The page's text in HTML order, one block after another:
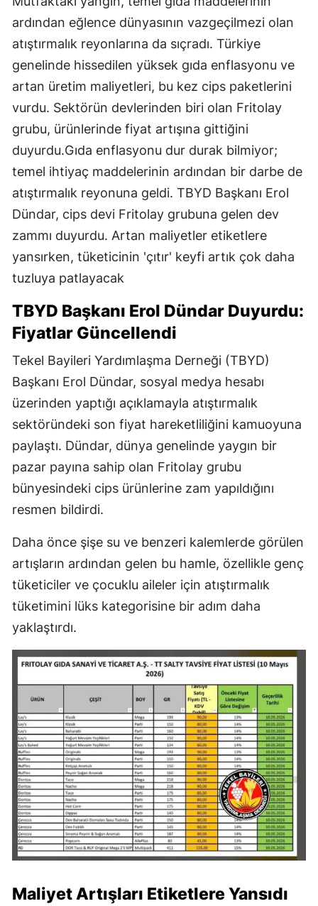
ardından eğlence dünyasının vazgeçilmezi olan
atıştırmalık reyonlarına da sıçradı. Türkiye
genelinde hissedilen yüksek gıda enflasyonu ve
artan üretim maliyetleri, bu kez cips paketlerini
vurdu. Sektörün devlerinden biri olan Fritolay
grubu, ürünlerinde fiyat artışına gittiğini
duyurdu.Gıda enflasyonu dur durak bilmiyor;
temel ihtiyaç maddelerinin ardından bir darbe de
atıştırmalık reyonuna geldi. TBYD Başkanı Erol
Dündar, cips devi Fritolay grubuna gelen dev
zammı duyurdu. Artan maliyetler etiketlere
yansırken, tüketicinin 'çıtır' keyfi artık çok daha
tuzluya patlayacak
TBYD Başkanı Erol Dündar Duyurdu:
Fiyatlar Güncellendi
Tekel Bayileri Yardımlaşma Derneği (TBYD)
Başkanı Erol Dündar, sosyal medya hesabı
üzerinden yaptığı açıklamayla atıştırmalık
sektöründeki son fiyat hareketliliğini kamuoyuna
paylaştı. Dündar, dünya genelinde yaygın bir
pazar payına sahip olan Fritolay grubu
bünyesindeki cips ürünlerine zam yapıldığını
resmen bildirdi.
Daha önce şişe su ve benzeri kalemlerde görülen
artışların ardından gelen bu hamle, özellikle genç
tüketiciler ve çocuklu aileler için atıştırmalık
tüketimini lüks kategorisine bir adım daha
yaklaştırdı.
Maliyet Artışları Etiketlere Yansıdı